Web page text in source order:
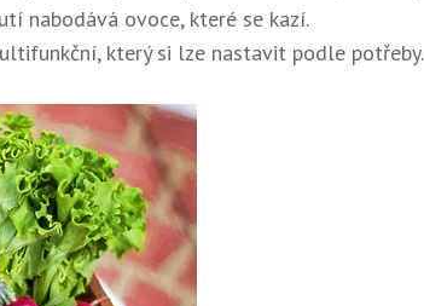
nabodává ovoce, které se kazí.
který si lze nastavit podle potřeby.